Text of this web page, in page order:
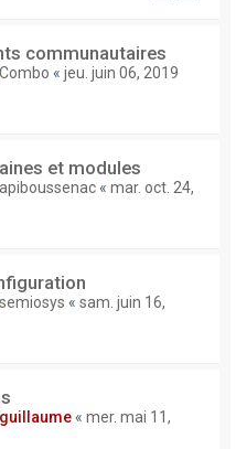
communautaires
Combo « jeu. juin 06, 2019
et modules
apiboussenac « mar. oct. 24,
semiosys « sam. juin 16,
guillaume « mer. mai 11,